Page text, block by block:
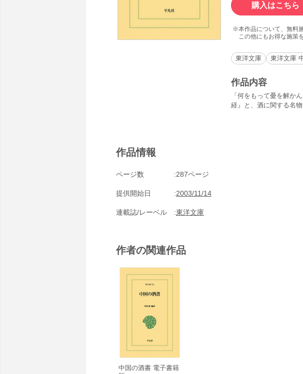
購入はこちら
本作品について、無料
この他にもお得な施策
東洋文庫 東洋文庫
作品内容
「何をもって憂を解か
経』と、酒に関する名
作品情報
ページ数 287ページ
提供開始日 2003/11/14
連載誌/レーベル 東洋文庫
作者の関連作品
中国の酒書 電子書籍